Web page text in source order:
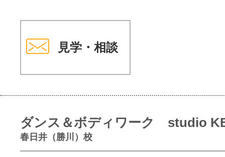
見学・相談
ダンス＆ボディワーク studio
春日井（勝川）校